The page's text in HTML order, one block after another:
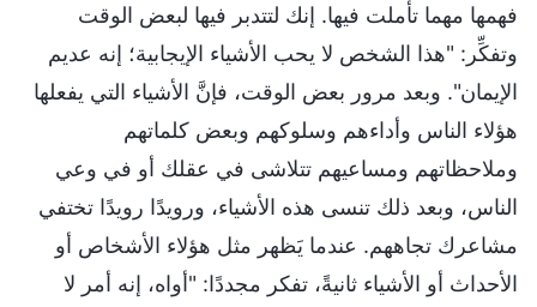
فهمها مهما تأملت فيها. إنك لتتدبر فيها لبعض الوقت
وتفكِّر: "هذا الشخص لا يحب الأشياء الإيجابية؛ إنه عديم
الإيمان". وبعد مرور بعض الوقت، فإنَّ الأشياء التي يفعلها
هؤلاء الناس وأداءهم وسلوكهم وبعض كلماتهم
وملاحظاتهم ومساعيهم تتلاشى في عقلك أو في وعي
الناس، وبعد ذلك تنسى هذه الأشياء، ورويدًا رويدًا تختفي
مشاعرك تجاههم. عندما يَظهر مثل هؤلاء الأشخاص أو
الأحداث أو الأشياء ثانيةً، تفكر مجددًا: "أواه، إنه أمر لا